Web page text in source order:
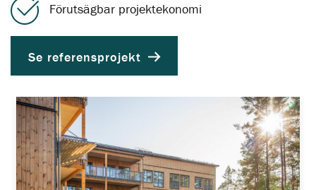
Förutsägbar projektekonomi
Se referensprojekt